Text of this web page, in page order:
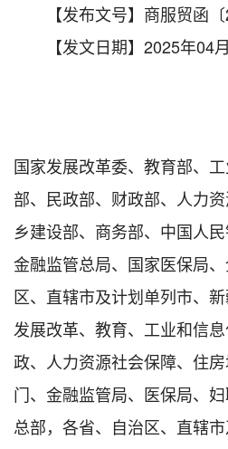
【发布文号】商服贸函
【发文日期】2025年04
国家发展改革委、教育部、
部、民政部、财政部、人力
乡建设部、商务部、中国人民
金融监管总局、国家医保局
区、直辖市及计划单列市、新
发展改革、教育、工业和信
政、人力资源社会保障、住
门、金融监管局、医保局、
总部，各省、自治区、直辖市